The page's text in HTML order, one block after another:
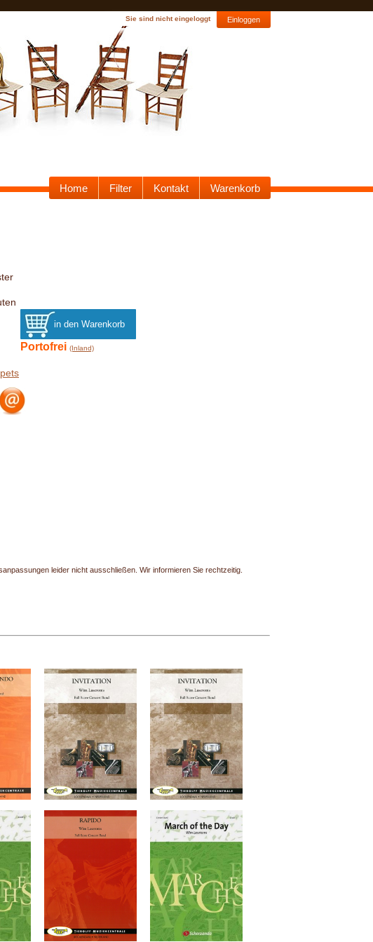
Sie sind nicht eingeloggt Einloggen
Home Filter Kontakt Warenkorb
Portofrei (Inland)
leider nicht ausschließen. Wir informieren Sie rechtzeitig.